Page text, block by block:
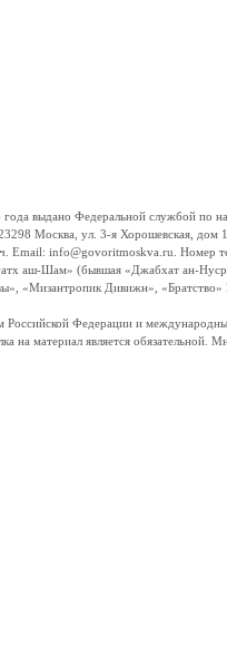
выдано Федеральной службой по
Москва, ул. 3-я Хорошевская, дом
Email: info@govoritmoskva.ru. Номер
аш-Шам» (бывшая «Джабхат ан-
Дивижн», «Братство»
Российской Федерации и
на материал является обязательной.